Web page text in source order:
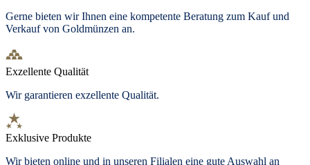
Gerne bieten wir Ihnen eine kompetente Beratung zum Kauf und
Verkauf von Goldmünzen an.
Exzellente Qualität
Wir garantieren exzellente Qualität.
Exklusive Produkte
Wir bieten online und in unseren Filialen eine gute Auswahl an